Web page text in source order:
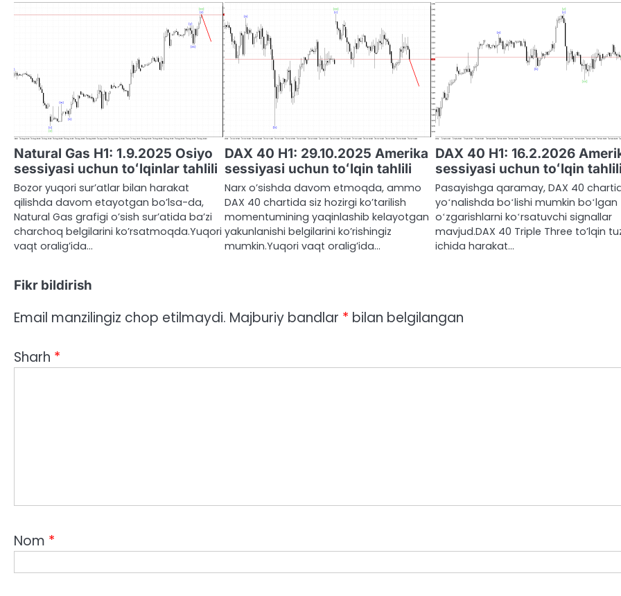
Natural Gas H1: 1.9.2025 Osiyo
sessiyasi uchun toʻlqinlar tahlili
Bozor yuqori sur’atlar bilan harakat
qilishda davom etayotgan bo’lsa-da,
Natural Gas grafigi o’sish sur’atida ba’zi
charchoq belgilarini ko’rsatmoqda.Yuqori
vaqt oralig’ida…
DAX 40 H1: 29.10.2025 Amerika
sessiyasi uchun toʻlqin tahlili
Narx o’sishda davom etmoqda, ammo
DAX 40 chartida siz hozirgi ko’tarilish
momentumining yaqinlashib kelayotgan
yakunlanishi belgilarini ko’rishingiz
mumkin.Yuqori vaqt oralig’ida…
DAX 40 H1: 16.2.2026
sessiyasi uchun toʻlqin tahlili
Pasayishga qaramay, DAX 40
yoʻnalishda boʻlishi mumkin boʻlgan
oʻzgarishlarni koʻrsatuvchi signallar
mavjud.DAX 40 Triple Three to’lqin
ichida harakat…
Fikr bildirish
Email manzilingiz chop etilmaydi. Majburiy bandlar * bilan belgilangan
Sharh *
Nom *